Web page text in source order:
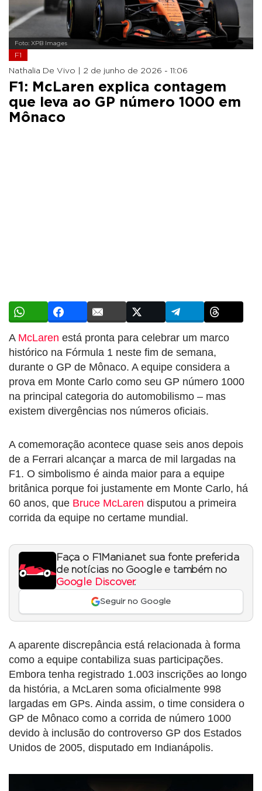
Foto: XPB Images
F1
Nathalia De Vivo | 2 de junho de 2026 - 11:06
F1: McLaren explica contagem
que leva ao GP número 1000 em
Mônaco
A McLaren está pronta para celebrar um marco
histórico na Fórmula 1 neste fim de semana,
durante o GP de Mônaco. A equipe considera a
prova em Monte Carlo como seu GP número 1000
na principal categoria do automobilismo – mas
existem divergências nos números oficiais.
A comemoração acontece quase seis anos depois
de a Ferrari alcançar a marca de mil largadas na
F1. O simbolismo é ainda maior para a equipe
britânica porque foi justamente em Monte Carlo, há
60 anos, que Bruce McLaren disputou a primeira
corrida da equipe no certame mundial.
Faça o F1Mania.net sua fonte preferida
de notícias no Google e também no
Google Discover.
Seguir no Google
A aparente discrepância está relacionada à forma
como a equipe contabiliza suas participações.
Embora tenha registrado 1.003 inscrições ao longo
da história, a McLaren soma oficialmente 998
largadas em GPs. Ainda assim, o time considera o
GP de Mônaco como a corrida de número 1000
devido à inclusão do controverso GP dos Estados
Unidos de 2005, disputado em Indianápolis.